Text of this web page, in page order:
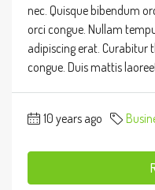
nec. Quisque bibendum
orci congue. Nullam
adipiscing erat. Curabitur
congue. Duis mattis
10 years ago